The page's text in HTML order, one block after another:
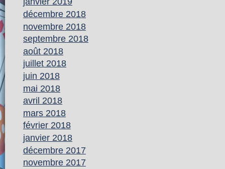
décembre 2018
novembre 2018
septembre 2018
août 2018
juillet 2018
juin 2018
mai 2018
avril 2018
mars 2018
février 2018
janvier 2018
décembre 2017
novembre 2017